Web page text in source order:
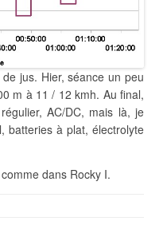
jus. Hier, séance un peu
m à 11 / 12 kmh. Au final,
AC/DC, mais là, je
batteries à plat, électrolyte
dans Rocky I.